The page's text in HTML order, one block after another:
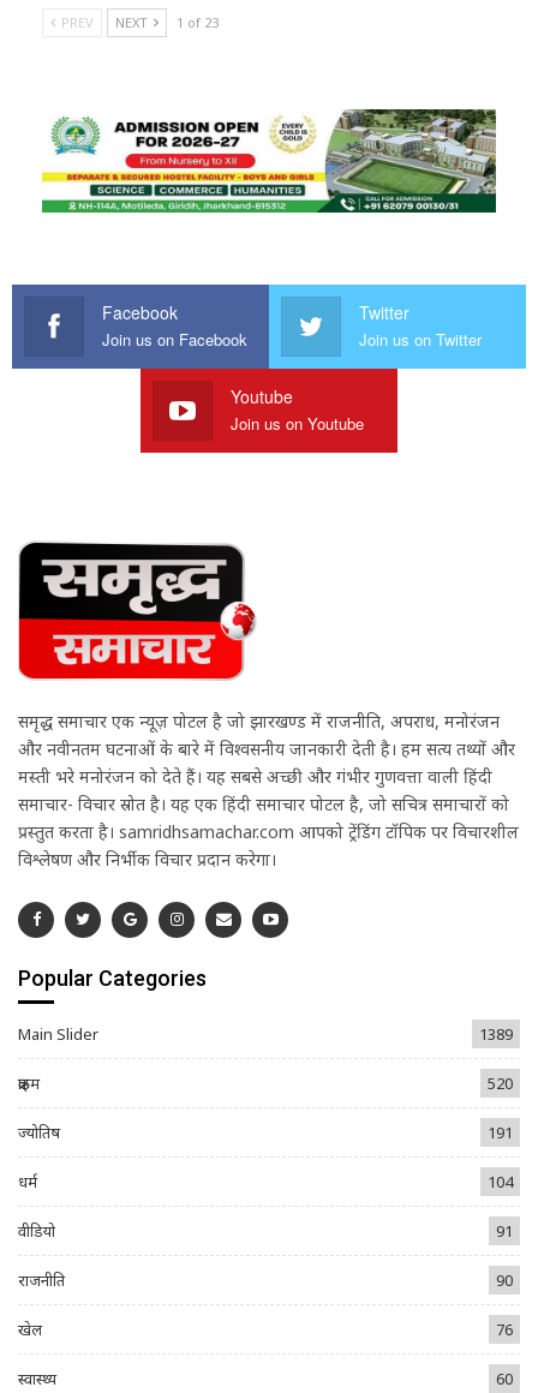
PREV NEXT 1 of 23
Facebook
Join us on Facebook
Twitter
Join us on Twitter
Youtube
Join us on Youtube
समृद्ध समाचार एक न्यूज़ पोर्टल है जो झारखण्ड में राजनीति, अपराध, मनोरंजन
और नवीनतम घटनाओं के बारे में विश्वसनीय जानकारी देती है। हम सत्य तथ्यों और
मस्ती भरे मनोरंजन को देते हैं। यह सबसे अच्छी और गंभीर गुणवत्ता वाली हिंदी
समाचार- विचार स्रोत है। यह एक हिंदी समाचार पोर्टल है, जो सचित्र समाचारों को
प्रस्तुत करता है। samridhsamachar.com आपको ट्रेंडिंग टॉपिक पर विचारशील
विश्लेषण और निर्भीक विचार प्रदान करेगा।
Popular Categories
Main Slider 1389
क्राइम 520
ज्योतिष 191
धर्म 104
वीडियो 91
राजनीति 90
खेल 76
स्वास्थ्य 60